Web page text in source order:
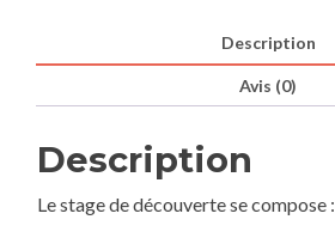
Description
Avis (0)
Description
Le stage de découverte se compose :